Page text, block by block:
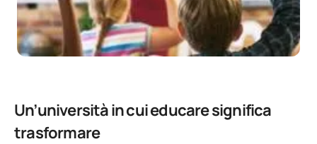
Un’università in cui educare significa
trasformare